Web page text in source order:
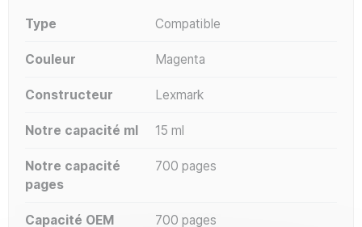
Type Compatible
Couleur Magenta
Constructeur Lexmark
Notre capacité ml 15 ml
Notre capacité
pages
700 pages
Capacité OEM
700 pages